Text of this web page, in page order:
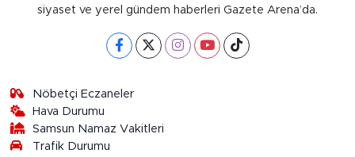
siyaset ve yerel gündem haberleri Gazete Arena’da.
Nöbetçi Eczaneler
Hava Durumu
Samsun Namaz Vakitleri
Trafik Durumu